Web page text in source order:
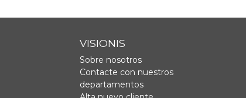
VISIONIS
Sobre nosotros
Contacte con nuestros
departamentos